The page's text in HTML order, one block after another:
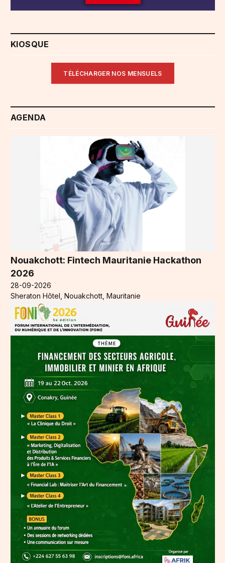
KIOSQUE
TÉLÉCHARGER NOS MENSUELS
AGENDA
Nouakchott: Fintech Mauritanie Hackathon
2026
28-09-2026
Sheraton Hôtel, Nouakchott, Mauritanie